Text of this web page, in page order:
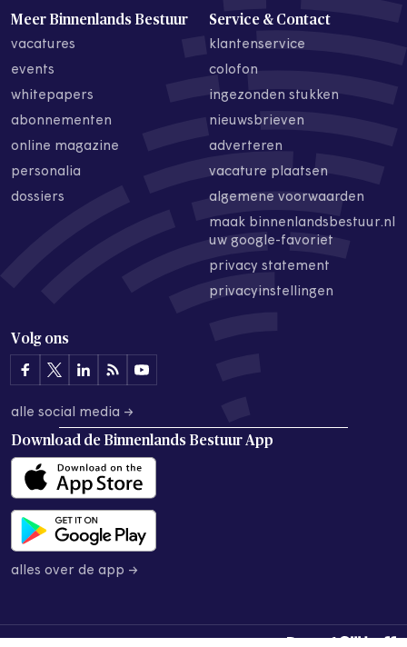
Meer Binnenlands Bestuur
vacatures
events
whitepapers
abonnementen
online magazine
personalia
dossiers
Service & Contact
klantenservice
colofon
ingezonden stukken
nieuwsbrieven
adverteren
vacature plaatsen
algemene voorwaarden
maak binnenlandsbestuur.nl
uw google-favoriet
privacy statement
privacyinstellingen
Volg ons
alle social media →
Download de Binnenlands Bestuur App
alles over de app →